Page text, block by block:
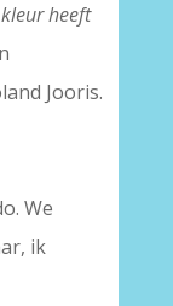
heeft
Jooris.
We
ik